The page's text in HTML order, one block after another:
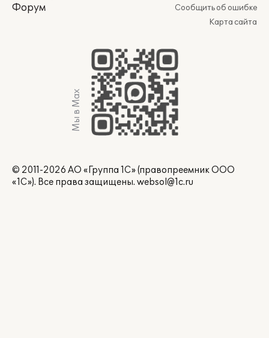
Форум
Сообщить об ошибке
Карта сайта
Мы в Max
© 2011-2026 АО «Группа 1С» (правопреемник ООО
«1С»). Все права защищены. websol@1c.ru